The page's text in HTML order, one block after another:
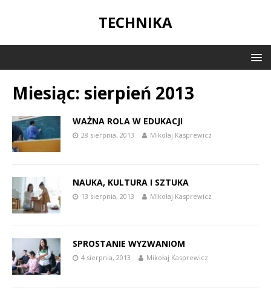
TECHNIKA
Miesiąc: sierpień 2013
WAŻNA ROLA W EDUKACJI
28 sierpnia, 2013 Mikołaj Kasprewicz
NAUKA, KULTURA I SZTUKA
13 sierpnia, 2013 Mikołaj Kasprewicz
SPROSTANIE WYZWANIOM
4 sierpnia, 2013 Mikołaj Kasprewicz